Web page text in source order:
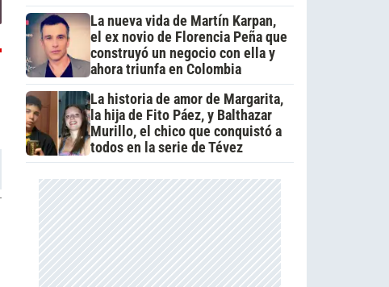
La nueva vida de Martín Karpan,
el ex novio de Florencia Peña que
construyó un negocio con ella y
ahora triunfa en Colombia
La historia de amor de Margarita,
la hija de Fito Páez, y Balthazar
Murillo, el chico que conquistó a
todos en la serie de Tévez